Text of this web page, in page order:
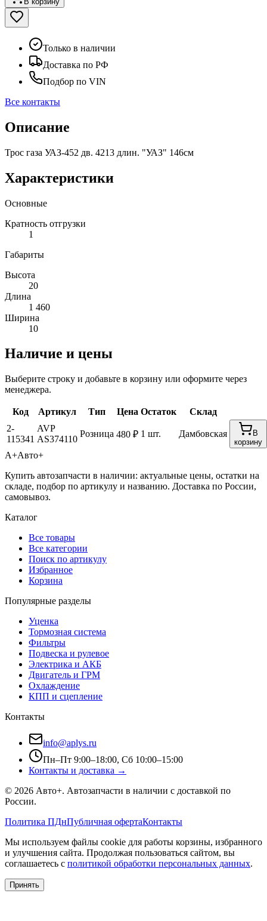
Только в наличии
Доставка по РФ
Подбор по VIN
Все контакты
Описание
Трос газа УАЗ-452 дв. 4213 длин. "УАЗ" 146см
Характеристики
Основные
Кратность отгрузки
1
Габариты
Высота
20
Длина
1 460
Ширина
10
Наличие и цены
Выберите строку и добавьте в корзину или оформите через
менеджера.
Код Артикул Тип Цена Остаток
Склад
2-
115341
AVP
AS374110
Розница 480 ₽ 1 шт. Дамбовская
В
корзину
А+Авто+
Купить автозапчасти в наличии: актуальные цены, остатки на
складе, подбор по артикулу и названию. Доставка по России,
самовывоз.
Каталог
Все товары
Все категории
Поиск по артикулу
Избранное
Корзина
Популярные разделы
Уценка
Тормозная система
Фильтры
Подвеска и рулевое
Электрика и АКБ
Двигатель и ГРМ
Охлаждение
КПП и сцепление
Контакты
info@aplys.ru
Пн–Пт 9:00–18:00, Сб 10:00–15:00
Контакты и доставка →
© 2026 Авто+. Автозапчасти в наличии с доставкой по
России.
Политика ПДнПубличная офертаКонтакты
Мы используем файлы cookie для работы корзины, избранного
и улучшения сайта. Продолжая пользоваться сайтом, вы
соглашаетесь с политикой обработки персональных данных.
Принять